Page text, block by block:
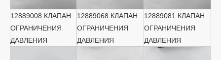
12889008 КЛАПАН
ОГРАНИЧЕНИЯ
ДАВЛЕНИЯ
12889068 КЛАПАН
ОГРАНИЧЕНИЯ
ДАВЛЕНИЯ
12889081 КЛАПАН
ОГРАНИЧЕНИЯ
ДАВЛЕНИЯ